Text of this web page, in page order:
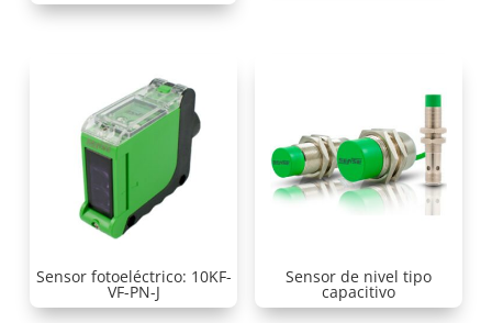
Sensor fotoeléctrico: 10KF-
VF-PN-J
Sensor de nivel tipo
capacitivo